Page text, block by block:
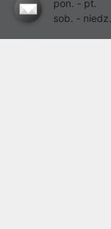
pon. - pt.
sob. - niedz.